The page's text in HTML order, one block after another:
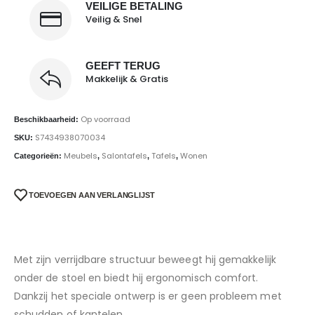
VEILIGE BETALING
Veilig & Snel
GEEFT TERUG
Makkelijk & Gratis
Beschikbaarheid: Op voorraad
SKU: S7434938070034
Categorieën: Meubels, Salontafels, Tafels, Wonen
TOEVOEGEN AAN VERLANGLIJST
Met zijn verrijdbare structuur beweegt hij gemakkelijk
onder de stoel en biedt hij ergonomisch comfort.
Dankzij het speciale ontwerp is er geen probleem met